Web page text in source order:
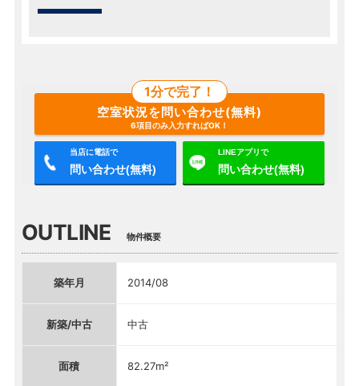
1分で完了！
空室状況を問い合わせ(無料)
6項目のみ入力すればOK！
当店に電話で
問い合わせ(無料)
LINEアプリで
問い合わせ(無料)
OUTLINE 物件概要
築年月 2014/08
新築/中古 中古
面積 82.27m²